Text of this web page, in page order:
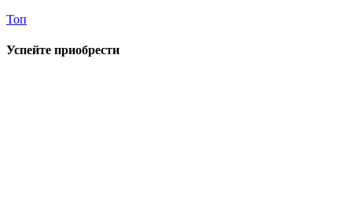
Топ
Успейте приобрести